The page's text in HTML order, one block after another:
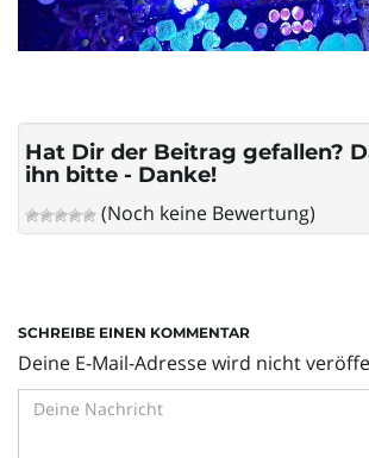
Hat Dir der Beitrag gefallen?
ihn bitte - Danke!
(Noch keine Bewertung)
SCHREIBE EINEN KOMMENTAR
Deine E-Mail-Adresse wird nicht